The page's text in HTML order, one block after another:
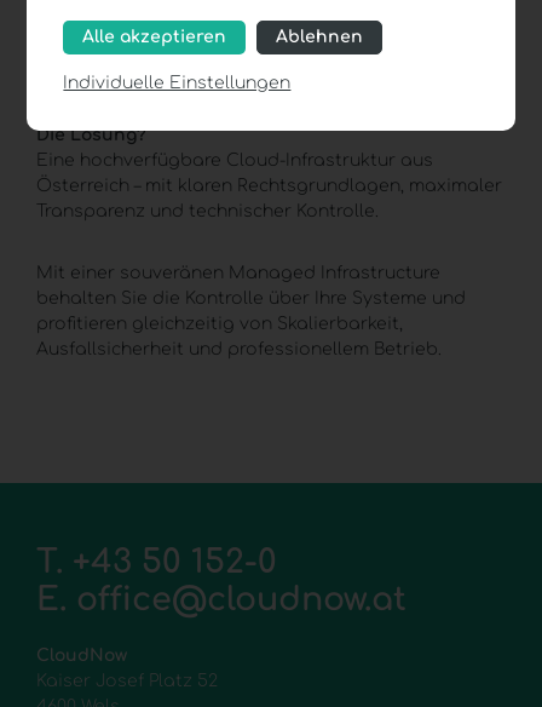
Gerade in regulierten Branchen wird digitale
Eigenständigkeit zunehmend zum
Wettbewerbsfaktor.
Die Lösung?
Eine hochverfügbare Cloud-Infrastruktur aus
Österreich – mit klaren Rechtsgrundlagen, maximaler
Transparenz und technischer Kontrolle.
Mit einer souveränen Managed Infrastructure
behalten Sie die Kontrolle über Ihre Systeme und
profitieren gleichzeitig von Skalierbarkeit,
Ausfallsicherheit und professionellem Betrieb.
T. +43 50 152-0
E. office@cloudnow.at
CloudNow
Kaiser Josef Platz 52
Alle akzeptieren Ablehnen
Individuelle Einstellungen